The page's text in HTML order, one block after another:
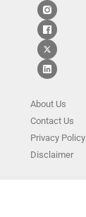
About Us
ContactUs
Privacy Policy
Disclaimer